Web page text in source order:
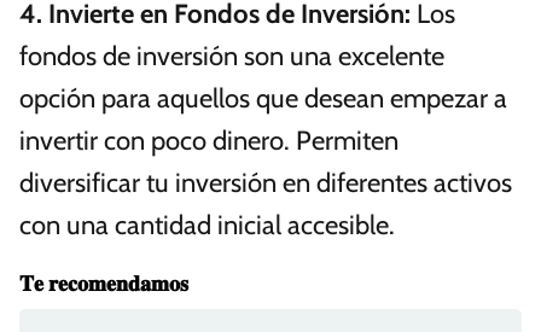
4. Invierte en Fondos de Inversión: Los
fondos de inversión son una excelente
opción para aquellos que desean empezar a
invertir con poco dinero. Permiten
diversificar tu inversión en diferentes activos
con una cantidad inicial accesible.
𝐓𝐞 𝐫𝐞𝐜𝐨𝐦𝐞𝐧𝐝𝐚𝐦𝐨𝐬